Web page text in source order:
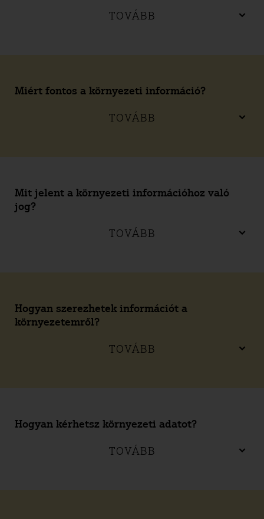
TOVÁBB
Miért fontos a környezeti információ?
TOVÁBB
Mit jelent a környezeti információhoz való
jog?
TOVÁBB
Hogyan szerezhetek információt a
környezetemről?
TOVÁBB
Hogyan kérhetsz környezeti adatot?
TOVÁBB